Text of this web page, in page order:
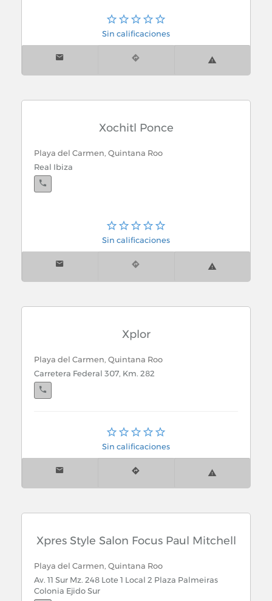
Sin calificaciones
Xochitl Ponce
Playa del Carmen, Quintana Roo
Real Ibiza
Sin calificaciones
Xplor
Playa del Carmen, Quintana Roo
Carretera Federal 307, Km. 282
Cancún, Quintana Roo
Av. Tulum # 290 Sm. 8 Mza 3 Lt 2 Esq. con Blvd.
Sin calificaciones
Xpres Style Salon Focus Paul Mitchell
Playa del Carmen, Quintana Roo
Av. 11 Sur Mz. 248 Lote 1 Local 2 Plaza Palmeiras
Colonia Ejido Sur